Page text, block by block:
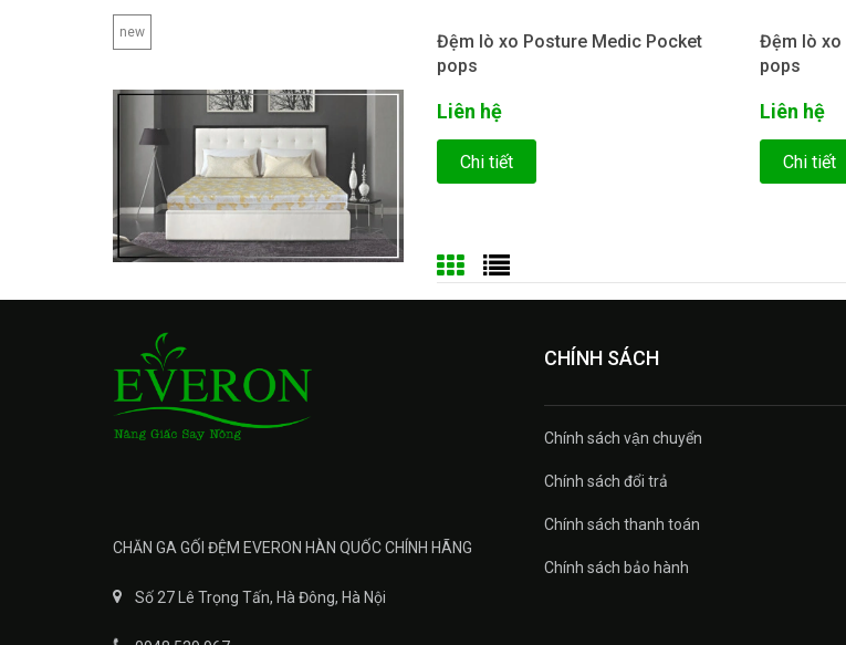
Đệm lò xo Posture Medic Pocket
pops
Liên hệ
Chi tiết
Đệm lò xo
pops
Liên hệ
Chi tiết
new
CHĂN GA GỐI ĐỆM EVERON HÀN QUỐC CHÍNH HÃNG
Số 27 Lê Trọng Tấn, Hà Đông, Hà Nội
CHÍNH SÁCH
Chính sách vận chuyển
Chính sách đổi trả
Chính sách thanh toán
Chính sách bảo hành